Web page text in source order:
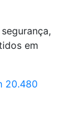
em
20.480